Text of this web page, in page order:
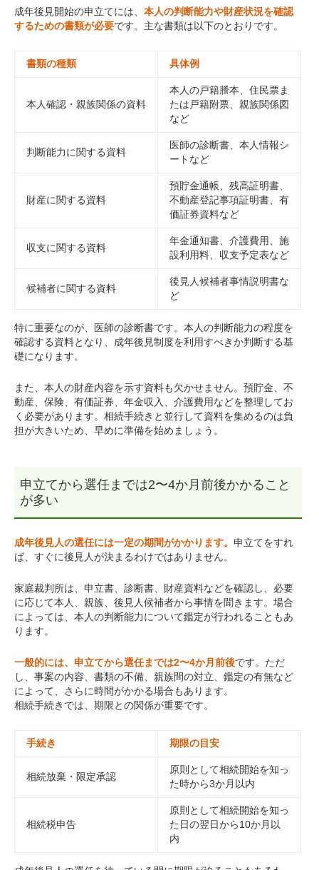
成年後見開始の申立てには、本人の判断能力や財産状況を確認
するための書類が必要です。主な書類は以下のとおりです。
書類の種類 具体例
本人確認・親族関係の資料
本人の戸籍謄本、住民票ま
たは戸籍附票、親族関係図
など
判断能力に関する資料
医師の診断書、本人情報シ
ートなど
財産に関する資料
預貯金通帳、残高証明書、
不動産登記事項証明書、有
価証券資料など
収支に関する資料
年金通知書、介護費用、施
設利用料、収支予定表など
候補者に関する資料
後見人候補者事情説明書な
ど
特に重要なのが、医師の診断書です。本人の判断能力の程度を
確認する資料となり、成年後見制度を利用すべきか判断する基
礎になります。
また、本人の財産内容を示す資料も欠かせません。預貯金、不
動産、保険、有価証券、年金収入、介護費用などを整理してお
く必要があります。相続手続きと並行して資料を集めるのは負
担が大きいため、早めに準備を始めましょう。
申立てから選任までは2〜4か月前後かかること
が多い
成年後見人の選任には一定の期間がかかります。申立てをすれ
ば、すぐに後見人が決まるわけではありません。
家庭裁判所は、申立書、診断書、財産資料などを確認し、必要
に応じて本人、親族、後見人候補者から事情を聞きます。場合
によっては、本人の判断能力について鑑定が行われることもあ
ります。
一般的には、申立てから選任までは2〜4か月前後です。ただ
し、事案の内容、書類の不備、親族間の対立、鑑定の有無など
によって、さらに時間がかかる場合もあります。
相続手続きでは、期限との関係が重要です。
手続き 期限の目安
相続放棄・限定承認
原則として相続開始を知っ
た時から3か月以内
相続税申告
原則として相続開始を知っ
た日の翌日から10か月以
内